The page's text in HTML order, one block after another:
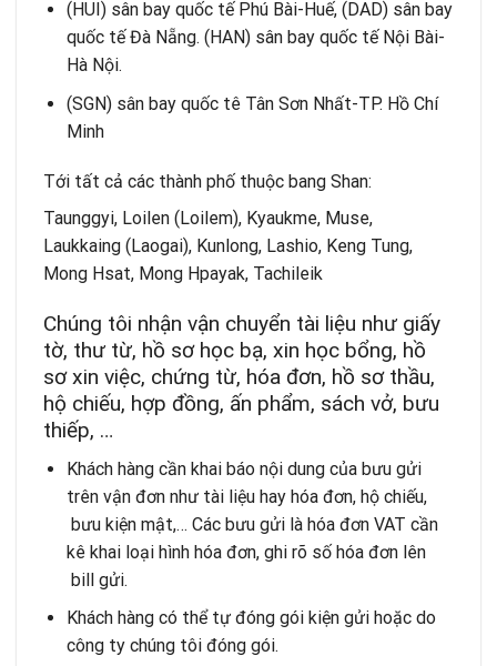
(HUI) sân bay quốc tế Phú Bài-Huế, (DAD) sân bay
quốc tế Đà Nẵng. (HAN) sân bay quốc tế Nội Bài-
Hà Nội.
(SGN) sân bay quốc tê Tân Sơn Nhất-TP. Hồ Chí
Minh
Tới tất cả các thành phố thuộc bang Shan:
Taunggyi, Loilen (Loilem), Kyaukme, Muse,
Laukkaing (Laogai), Kunlong, Lashio, Keng Tung,
Mong Hsat, Mong Hpayak, Tachileik
Chúng tôi nhận vận chuyển tài liệu như giấy
tờ, thư từ, hồ sơ học bạ, xin học bổng, hồ
sơ xin việc, chứng từ, hóa đơn, hồ sơ thầu,
hộ chiếu, hợp đồng, ấn phẩm, sách vở, bưu
thiếp, …
Khách hàng cần khai báo nội dung của bưu gửi
trên vận đơn như tài liệu hay hóa đơn, hộ chiếu,
bưu kiện mật,… Các bưu gửi là hóa đơn VAT cần
kê khai loại hình hóa đơn, ghi rõ số hóa đơn lên
bill gửi.
Khách hàng có thể tự đóng gói kiện gửi hoặc do
công ty chúng tôi đóng gói.